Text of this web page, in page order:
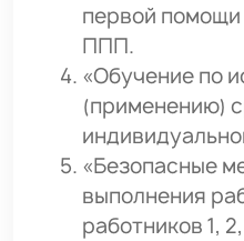
первой
ППП.
«Обучение по
(применению)
«Безопасные
выполнения
работников 1,